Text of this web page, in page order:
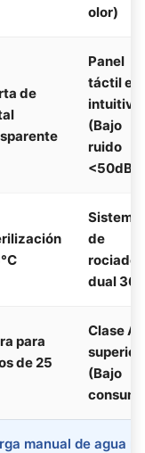
olor)
de
Panel
táctil e
intuitivo
(Bajo
ruido
<50dB)
Sistema
de
rociado
dual
para
de 25
Clase A
superior
(Bajo
manual de agua